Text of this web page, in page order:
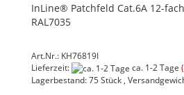
InLine® Patchfeld Cat.6A 12-
RAL7035
Art.Nr.: KH76819I
Lieferzeit:
ca. 1-2 Tage
Lagerbestand: 75 Stück ,